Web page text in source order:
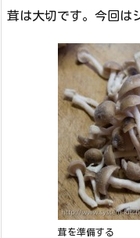
茸は大切です。今回は
茸を準備する